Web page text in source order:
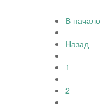
В начало
Назад
1
2